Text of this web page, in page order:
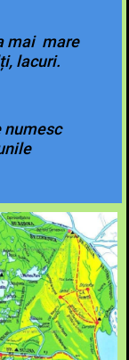
mai mare
lacuri.
numesc